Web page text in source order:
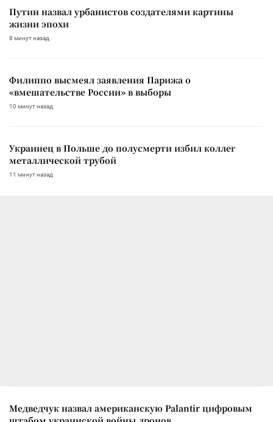
Путин назвал урбанистов создателями картины
жизни эпохи
8 минут назад
Филиппо высмеял заявления Парижа о
«вмешательстве России» в выборы
10 минут назад
Украинец в Польше до полусмерти избил коллег
металлической трубой
11 минут назад
Медведчук назвал американскую Palantir цифровым